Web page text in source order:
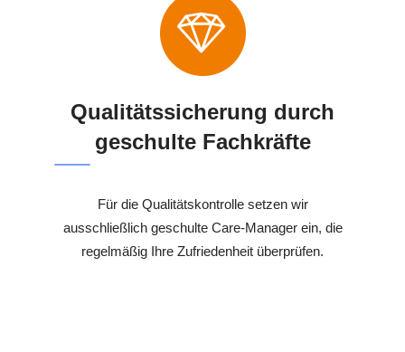
Qualitätssicherung durch
geschulte Fachkräfte
Für die Qualitätskontrolle setzen wir
ausschließlich geschulte Care-Manager ein, die
regelmäßig Ihre Zufriedenheit überprüfen.